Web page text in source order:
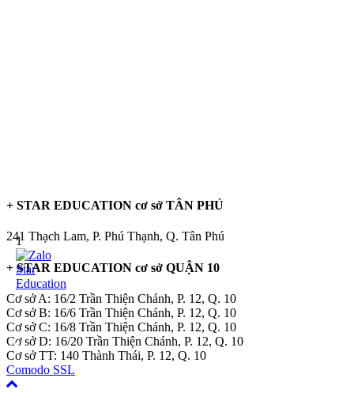
+ STAR EDUCATION cơ sở TÂN PHÚ
241 Thạch Lam, P. Phú Thạnh, Q. Tân Phú
+ STAR EDUCATION cơ sở QUẬN 10
Cơ sở A: 16/2 Trần Thiện Chánh, P. 12, Q. 10
Cơ sở B: 16/6 Trần Thiện Chánh, P. 12, Q. 10
Cơ sở C: 16/8 Trần Thiện Chánh, P. 12, Q. 10
Cơ sở D: 16/20 Trần Thiện Chánh, P. 12, Q. 10
Cơ sở TT: 140 Thành Thái, P. 12, Q. 10
Comodo SSL
1